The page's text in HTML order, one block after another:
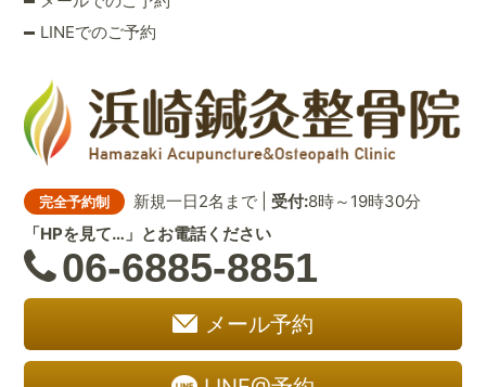
LINEでのご予約
完全予約制 新規一日2名まで | 受付:8時～19時30分
「HPを見て…」とお電話ください
06-6885-8851
メール予約